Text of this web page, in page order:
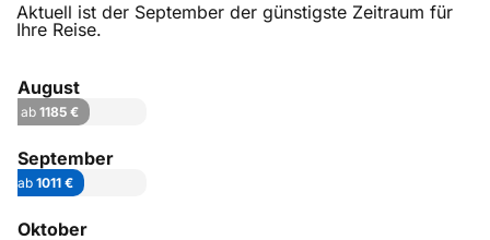
Aktuell ist der September der günstigste Zeitraum für
Ihre Reise.
August
ab 1185 €
September
ab 1011 €
Oktober